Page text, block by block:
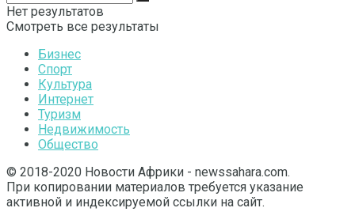
Нет результатов
Смотреть все результаты
Бизнес
Спорт
Культура
Интернет
Туризм
Недвижимость
Общество
© 2018-2020 Новости Африки - newssahara.com.
При копировании материалов требуется указание
активной и индексируемой ссылки на сайт.